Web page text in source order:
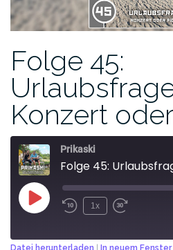
Folge 45:
Konzert
Prikaski
1x